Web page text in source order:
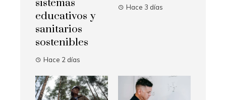
sistemas
educativos y
sanitarios
sostenibles
Hace 2 días
Hace 3 días